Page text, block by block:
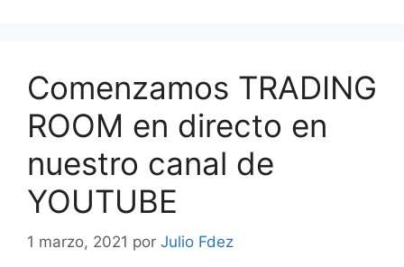
Comenzamos TRADING
ROOM en directo en
nuestro canal de
YOUTUBE
1 marzo, 2021 por Julio Fdez